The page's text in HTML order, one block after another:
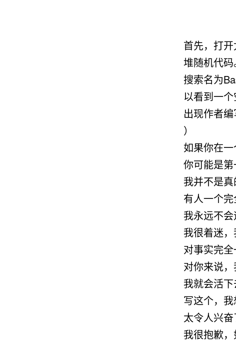
首先，打
堆随机代
搜索名为
以看到一
出现作者
）
如果你在
你可能是第
我并不是
有人一个
我永远不会
我很着迷
对事实完全
对你来说
我就会活下
写这个，
太令人兴奋
我很抱歉